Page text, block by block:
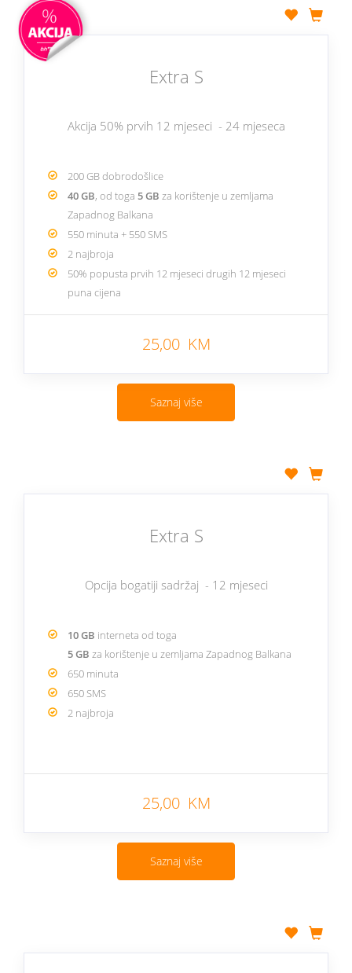
Extra S
Akcija 50% prvih 12 mjeseci - 24 mjeseca
200 GB dobrodošlice
40 GB, od toga 5 GB za korištenje u zemljama
Zapadnog Balkana
550 minuta + 550 SMS
2 najbroja
50% popusta prvih 12 mjeseci drugih 12 mjeseci
puna cijena
25,00 KM
Saznaj više
Extra S
Opcija bogatiji sadržaj - 12 mjeseci
10 GB interneta od toga
5 GB za korištenje u zemljama Zapadnog Balkana
650 minuta
650 SMS
2 najbroja
25,00 KM
Saznaj više